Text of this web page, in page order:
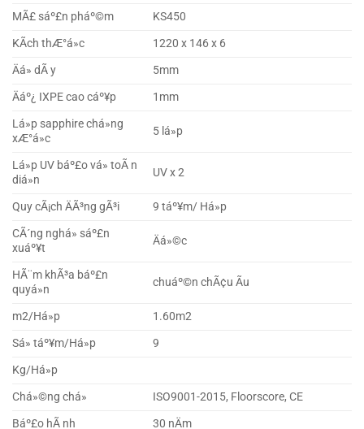
MÃ£ sáº£n pháº©m
KS450
KÃ­ch thÆ°á»c
1220 x 146 x 6
Äá» dÃ y
5mm
Äáº¿ IXPE cao cáº¥p
1mm
Lá»p sapphire chá»ng
xÆ°á»c
5 lá»p
Lá»p UV báº£o vá» toÃ n
diá»n
UV x 2
Quy cÃ¡ch ÄÃ³ng gÃ³i
9 táº¥m/ Há»p
CÃ´ng nghá» sáº£n
xuáº¥t
Äá»©c
HÃ¨m khÃ³a báº£n
quyá»n
chuáº©n chÃ¢u Ãu
m2/Há»p
1.60m2
Sá» táº¥m/Há»p
9
Kg/Há»p
Chá»©ng chá»
ISO9001-2015, Floorscore, CE
Báº£o hÃ nh
30 nÄm